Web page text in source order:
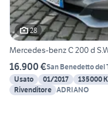
28
Mercedes-benz C 200 d
16.900 €San Benedetto del
Usato
01/2017 135000
Rivenditore ADRIANO